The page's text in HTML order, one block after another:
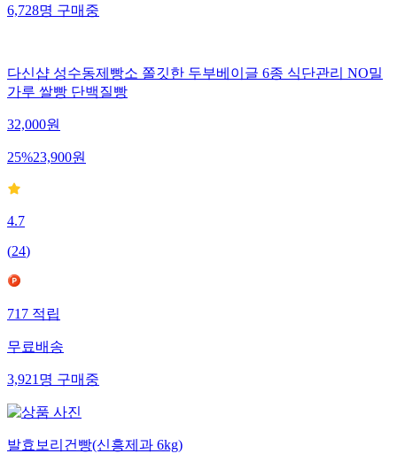
6,728명구매중
다신샵 성수동제빵소 쫄깃한 두부베이글 6종 식단관리 NO밀
가루 쌀빵 단백질빵
32,000원
25%23,900원
4.7
(24)
717적립
무료배송
3,921명구매중
발효보리건빵(신흥제과 6kg)